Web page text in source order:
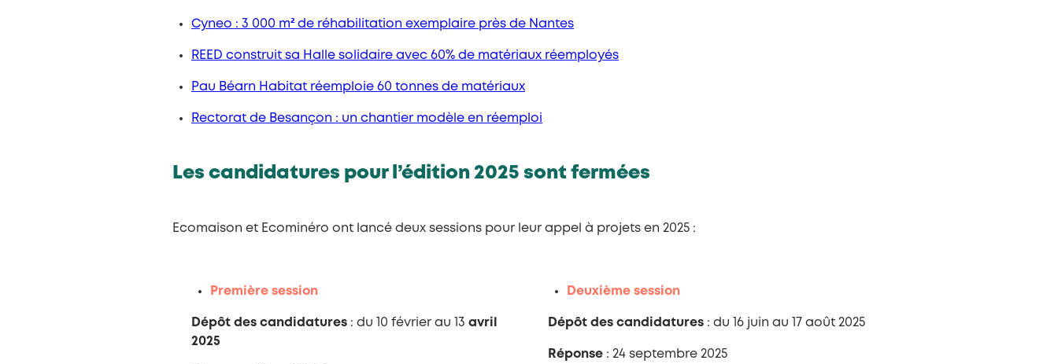
Cyneo : 3 000 m² de réhabilitation exemplaire près de Nantes
REED construit sa Halle solidaire avec 60% de matériaux réemployés
Pau Béarn Habitat réemploie 60 tonnes de matériaux
Rectorat de Besançon : un chantier modèle en réemploi
Les candidatures pour l’édition 2025 sont fermées
Ecomaison et Ecominéro ont lancé deux sessions pour leur appel à projets en 2025 :
Première session
Dépôt des candidatures : du 10 février au 13 avril
2025
Deuxième session
Dépôt des candidatures : du 16 juin au 17 août 2025
Réponse : 24 septembre 2025